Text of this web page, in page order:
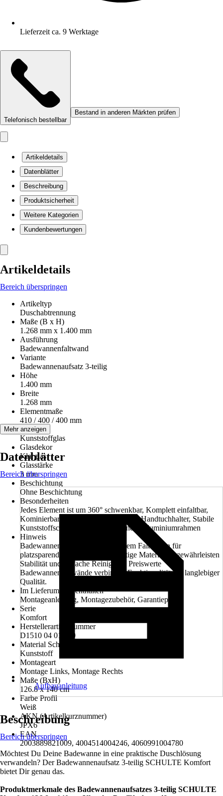
Lieferzeit ca. 9 Werktage
Telefonisch bestellbar
Bestand in anderen Märkten prüfen
Artikeldetails
Datenblätter
Beschreibung
Produktsicherheit
Weitere Kategorien
Kundenbewertungen
Artikeldetails
Bereich überspringen
Artikeltyp
Duschabtrennung
Maße (B x H)
1.268 mm x 1.400 mm
Ausführung
Badewannenfaltwand
Variante
Badewannenaufsatz 3-teilig
Höhe
1.400 mm
Breite
1.268 mm
Elementmaße
410 / 400 / 400 mm
Glasart
Kunststoffglas
Glasdekor
Klarglas
Glasstärke
3 mm
Beschichtung
Ohne Beschichtung
Besonderheiten
Jedes Element ist um 360° schwenkbar, Komplett einfaltbar,
Kominierbar mit Seiten-wänden, Inkl. Handtuchhalter, Stabile
Kunststoffscharniere und umlaufender Aluminiumrahmen
Hinweis
Badewannenfaltwand mit modernem Faltdesign für
platzsparende Nutzung. Hochwertige Materialien gewährleisten
Stabilität und einfache Reinigung. Preiswerte
Badewannenfaltwände verbinden Funktionalität mit langlebiger
Qualität.
Im Lieferumfang enthalten
Montageanleitung, Montagezubehör, Garantiepass
Serie
Komfort
Herstellerartikelnummer
D1510 04 01 140
Material Scharniere
Kunststoff
Montageart
Montage Links, Montage Rechts
Maße (BxH)
126.8 x 140 cm
Farbe Profil
Weiß
AKN (Artikelkurznummer)
JPX6
EAN
2003889821009, 4004514004246, 4060991004780
Mehr anzeigen
Datenblätter
Bereich überspringen
Aufbauanleitung
Beschreibung
Bereich überspringen
Möchtest Du Deine Badewanne in eine praktische Duschlösung
verwandeln? Der Badewannenaufsatz 3-teilig SCHULTE Komfort
bietet Dir genau das.
Produktmerkmale des Badewannenaufsatzes 3-teilig SCHULTE